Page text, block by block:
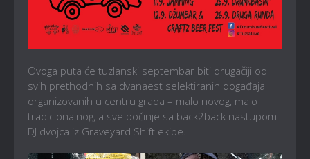
Ovoga puta će tuzlanski septembar biti drugačiji od
svih prethodnih sa dvanaest selektiranih događaja
organizovanih u centru grada – malo novog, malo
tradicionalnog, a sve počinje sa back2back nastupom
DJ dvojca iz Graveyard Shift ekipe.